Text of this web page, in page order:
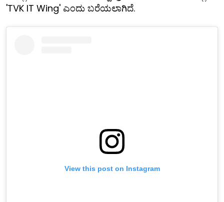
'TVK IT Wing' ಎಂದು ಬರೆಯಲಾಗಿದೆ.
View this post on Instagram